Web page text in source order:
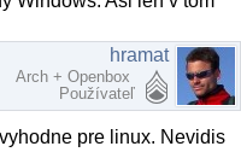
hramat
Arch + Openbox
Používateľ
pre linux. Nevidis